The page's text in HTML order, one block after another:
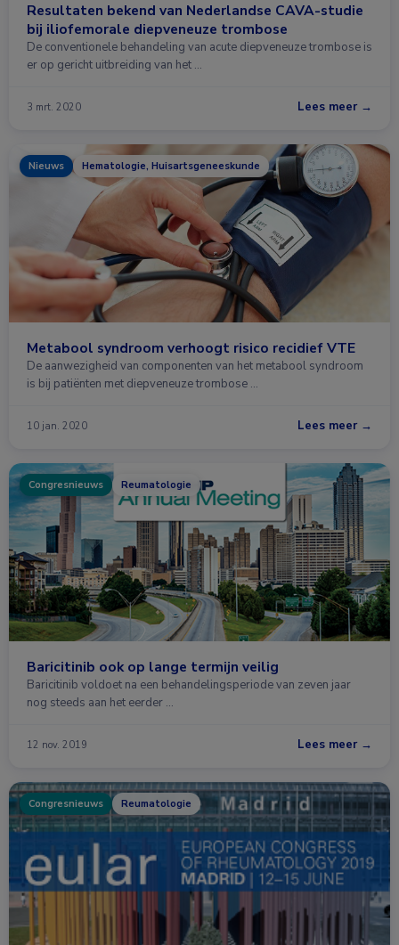
Resultaten bekend van Nederlandse CAVA-studie
bij iliofemorale diepveneuze trombose
De conventionele behandeling van acute diepveneuze trombose is
er op gericht uitbreiding van het …
3 mrt. 2020 Lees meer →
Nieuws Hematologie, Huisartsgeneeskunde
Metabool syndroom verhoogt risico recidief VTE
De aanwezigheid van componenten van het metabool syndroom
is bij patiënten met diepveneuze trombose …
10 jan. 2020 Lees meer →
Congresnieuws Reumatologie
Baricitinib ook op lange termijn veilig
Baricitinib voldoet na een behandelingsperiode van zeven jaar
nog steeds aan het eerder …
12 nov. 2019 Lees meer →
Congresnieuws Reumatologie